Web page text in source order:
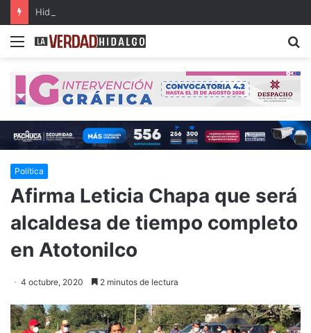
Menu
Política
Afirma Leticia Chapa que será
alcaldesa de tiempo completo
en Atotonilco
4 octubre, 2020 2 minutos de lectura